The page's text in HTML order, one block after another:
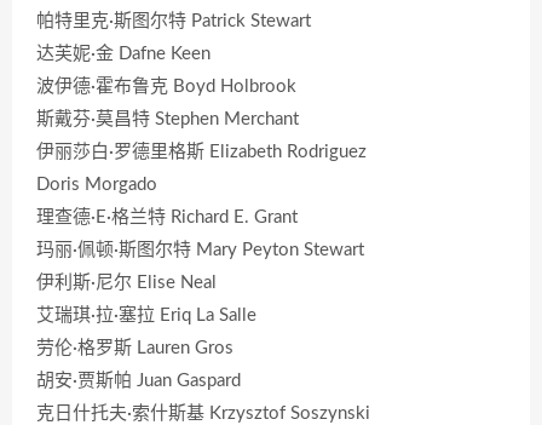
帕特里克·斯图尔特 Patrick Stewart
达芙妮·金 Dafne Keen
波伊德·霍布鲁克 Boyd Holbrook
斯戴芬·莫昌特 Stephen Merchant
伊丽莎白·罗德里格斯 Elizabeth Rodriguez
Doris Morgado
理查德·E·格兰特 Richard E. Grant
玛丽·佩顿·斯图尔特 Mary Peyton Stewart
伊利斯·尼尔 Elise Neal
艾瑞琪·拉·塞拉 Eriq La Salle
劳伦·格罗斯 Lauren Gros
胡安·贾斯帕 Juan Gaspard
克日什托夫·索什斯基 Krzysztof Soszynski